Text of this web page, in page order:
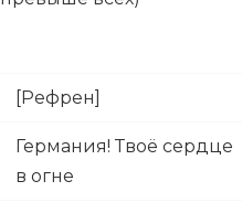
[Рефрен]
Германия! Твоё сердце
в огне